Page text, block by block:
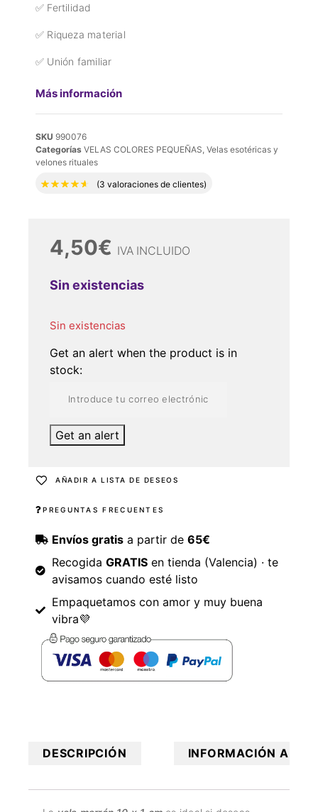
✅ Fertilidad
✅ Riqueza material
✅ Unión familiar
Más información
SKU 990076
Categorías VELAS COLORES PEQUEÑAS, Velas esotéricas y
velones rituales
Valorado con4.67de 5 en base a
(3 valoraciones de clientes)
4,50€ IVA INCLUIDO
Sin existencias
Sin existencias
Get an alert when the product is in
stock:
Get an alert
AÑADIR A LISTA DE DESEOS
PREGUNTAS FRECUENTES
Envíos gratisa partir de 65€
Recogida GRATISen tienda (Valencia) · te
avisamos cuando esté listo
Empaquetamos con amor y muy buena
vibra💜
DESCRIPCIÓN INFORMACIÓN